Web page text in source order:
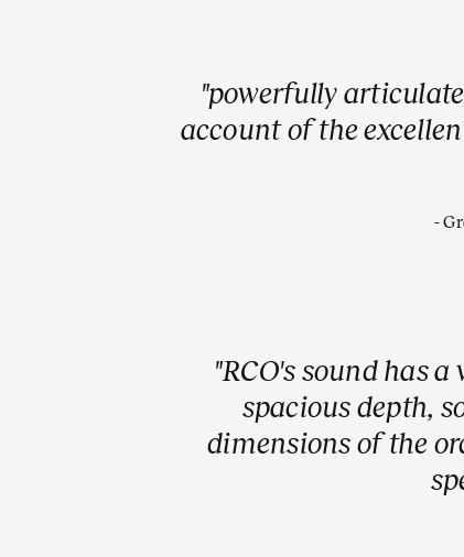
powerfully
account of the
RCO's sound has
spacious depth,
dimensions of the